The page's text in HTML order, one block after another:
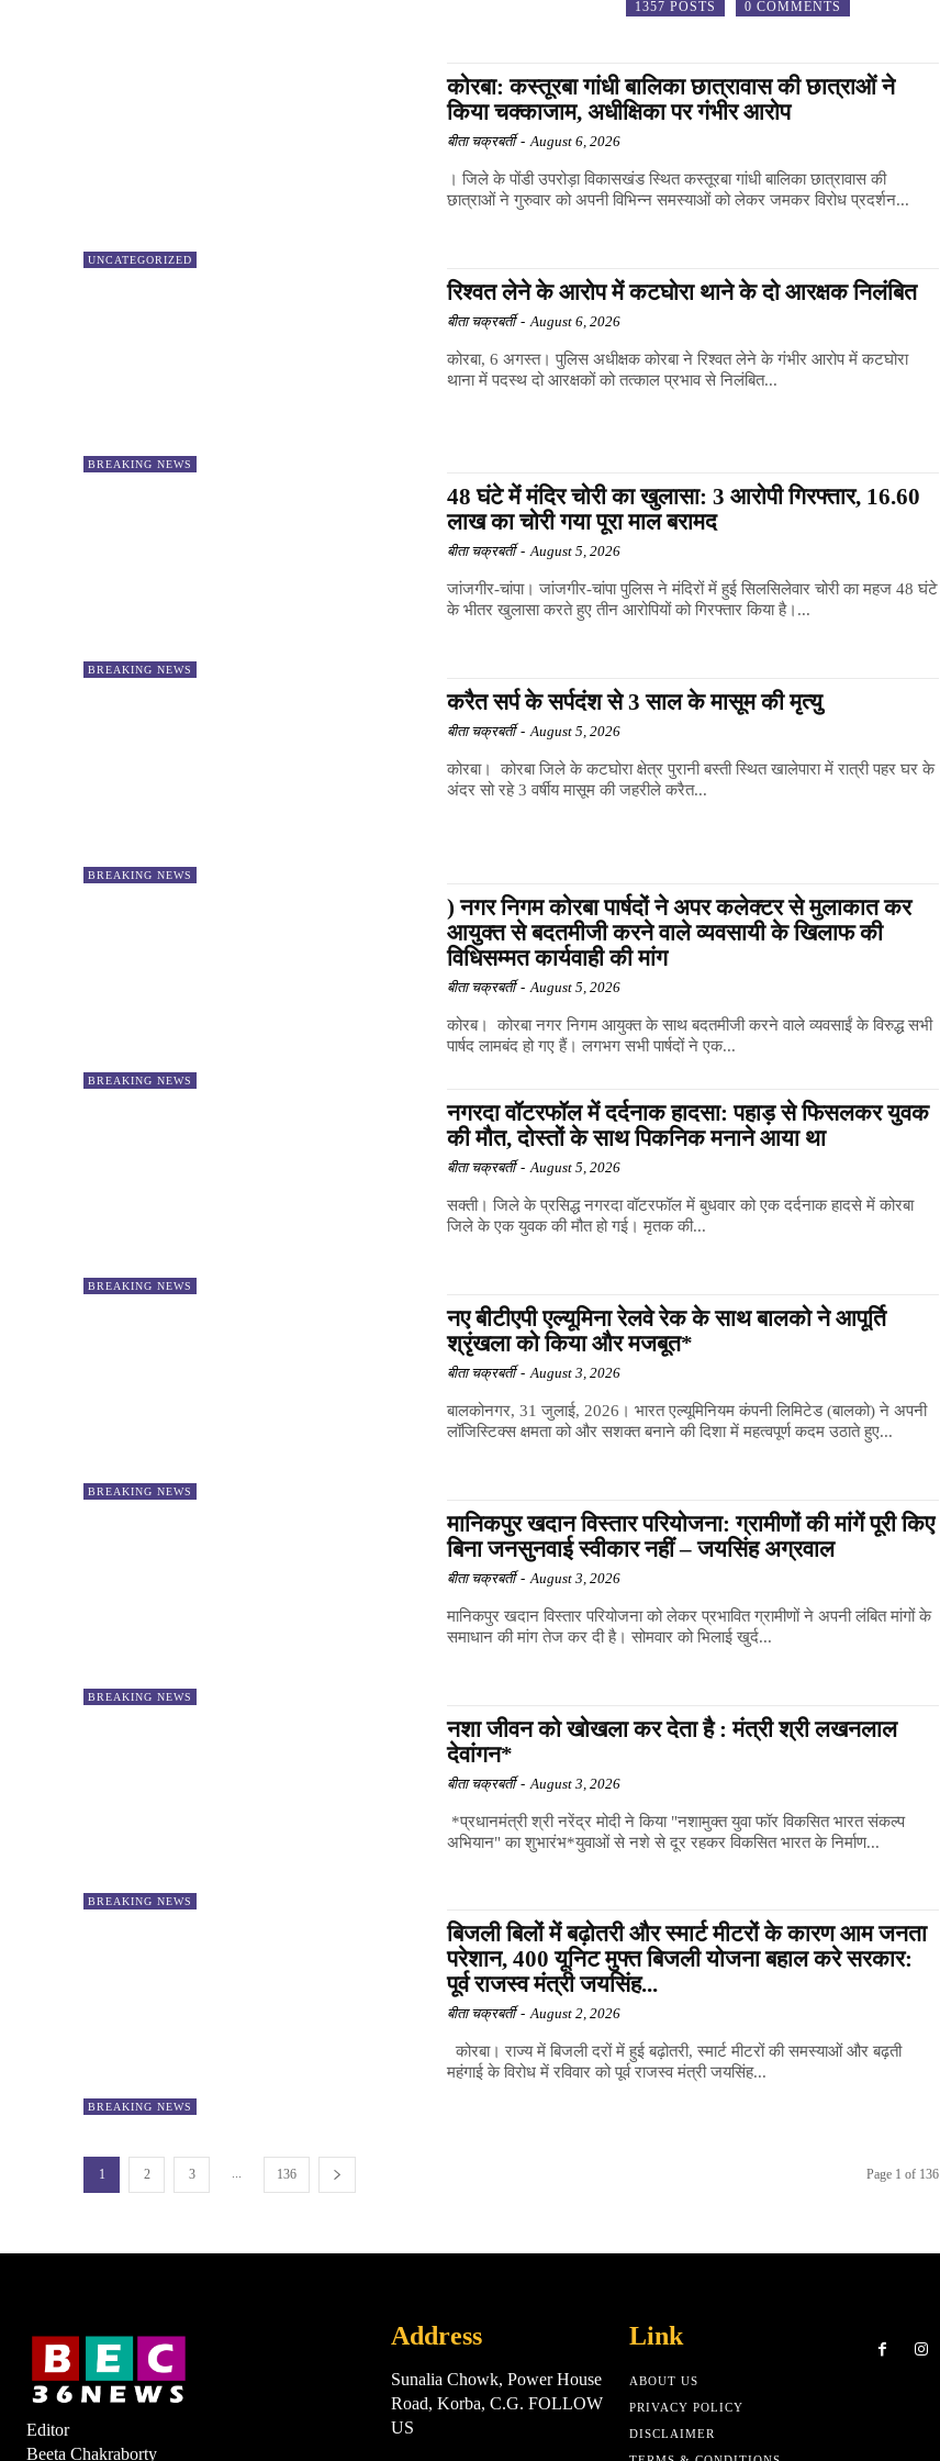
1357 POSTS 0 COMMENTS
UNCATEGORIZED
कोरबा: कस्तूरबा गांधी बालिका छात्रावास की छात्राओं ने
किया चक्काजाम, अधीक्षिका पर गंभीर आरोप
बीता चक्रबर्ती - August 6, 2026
। जिले के पोंडी उपरोड़ा विकासखंड स्थित कस्तूरबा गांधी बालिका छात्रावास की
छात्राओं ने गुरुवार को अपनी विभिन्न समस्याओं को लेकर जमकर विरोध प्रदर्शन...
BREAKING NEWS
रिश्वत लेने के आरोप में कटघोरा थाने के दो आरक्षक निलंबित
बीता चक्रबर्ती - August 6, 2026
कोरबा, 6 अगस्त। पुलिस अधीक्षक कोरबा ने रिश्वत लेने के गंभीर आरोप में कटघोरा
थाना में पदस्थ दो आरक्षकों को तत्काल प्रभाव से निलंबित...
BREAKING NEWS
48 घंटे में मंदिर चोरी का खुलासा: 3 आरोपी गिरफ्तार, 16.60
लाख का चोरी गया पूरा माल बरामद
बीता चक्रबर्ती - August 5, 2026
जांजगीर-चांपा। जांजगीर-चांपा पुलिस ने मंदिरों में हुई सिलसिलेवार चोरी का महज 48 घंटे
के भीतर खुलासा करते हुए तीन आरोपियों को गिरफ्तार किया है।...
BREAKING NEWS
करैत सर्प के सर्पदंश से 3 साल के मासूम की मृत्यु
बीता चक्रबर्ती - August 5, 2026
कोरबा। कोरबा जिले के कटघोरा क्षेत्र पुरानी बस्ती स्थित खालेपारा में रात्री पहर घर के
अंदर सो रहे 3 वर्षीय मासूम की जहरीले करैत...
BREAKING NEWS
) नगर निगम कोरबा पार्षदों ने अपर कलेक्टर से मुलाकात कर
आयुक्त से बदतमीजी करने वाले व्यवसायी के खिलाफ की
विधिसम्मत कार्यवाही की मांग
बीता चक्रबर्ती - August 5, 2026
कोरब। कोरबा नगर निगम आयुक्त के साथ बदतमीजी करने वाले व्यवसाईं के विरुद्ध सभी
पार्षद लामबंद हो गए हैं। लगभग सभी पार्षदों ने एक...
BREAKING NEWS
नगरदा वॉटरफॉल में दर्दनाक हादसा: पहाड़ से फिसलकर युवक
की मौत, दोस्तों के साथ पिकनिक मनाने आया था
बीता चक्रबर्ती - August 5, 2026
सक्ती। जिले के प्रसिद्ध नगरदा वॉटरफॉल में बुधवार को एक दर्दनाक हादसे में कोरबा
जिले के एक युवक की मौत हो गई। मृतक की...
BREAKING NEWS
नए बीटीएपी एल्यूमिना रेलवे रेक के साथ बालको ने आपूर्ति
श्रृंखला को किया और मजबूत*
बीता चक्रबर्ती - August 3, 2026
बालकोनगर, 31 जुलाई, 2026। भारत एल्यूमिनियम कंपनी लिमिटेड (बालको) ने अपनी
लॉजिस्टिक्स क्षमता को और सशक्त बनाने की दिशा में महत्वपूर्ण कदम उठाते हुए...
BREAKING NEWS
मानिकपुर खदान विस्तार परियोजना: ग्रामीणों की मांगें पूरी किए
बिना जनसुनवाई स्वीकार नहीं – जयसिंह अग्रवाल
बीता चक्रबर्ती - August 3, 2026
मानिकपुर खदान विस्तार परियोजना को लेकर प्रभावित ग्रामीणों ने अपनी लंबित मांगों के
समाधान की मांग तेज कर दी है। सोमवार को भिलाई खुर्द...
BREAKING NEWS
नशा जीवन को खोखला कर देता है : मंत्री श्री लखनलाल
देवांगन*
बीता चक्रबर्ती - August 3, 2026
*प्रधानमंत्री श्री नरेंद्र मोदी ने किया "नशामुक्त युवा फॉर विकसित भारत संकल्प
अभियान" का शुभारंभ*युवाओं से नशे से दूर रहकर विकसित भारत के निर्माण...
BREAKING NEWS
बिजली बिलों में बढ़ोतरी और स्मार्ट मीटरों के कारण आम जनता
परेशान, 400 यूनिट मुफ्त बिजली योजना बहाल करे सरकार:
पूर्व राजस्व मंत्री जयसिंह...
बीता चक्रबर्ती - August 2, 2026
कोरबा। राज्य में बिजली दरों में हुई बढ़ोतरी, स्मार्ट मीटरों की समस्याओं और बढ़ती
महंगाई के विरोध में रविवार को पूर्व राजस्व मंत्री जयसिंह...
1 2 3 ... 136 Page 1 of 136
Editor
Beeta Chakraborty
Address
Sunalia Chowk, Power House
Road, Korba, C.G. FOLLOW
US
Link
ABOUT US
PRIVACY POLICY
DISCLAIMER